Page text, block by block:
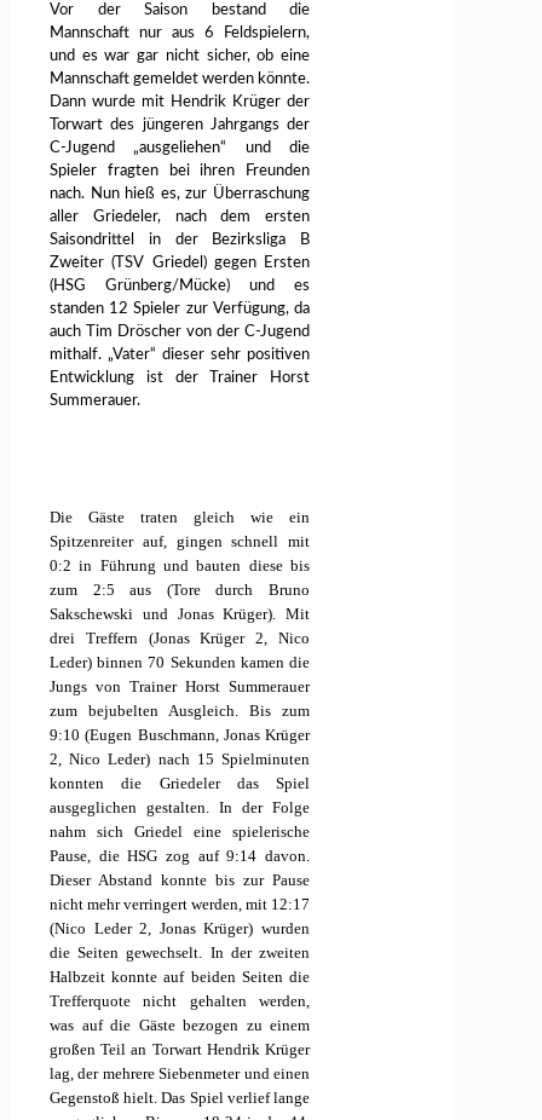
Vor der Saison bestand die
Mannschaft nur aus 6 Feldspielern,
und es war gar nicht sicher, ob eine
Mannschaft gemeldet werden könnte.
Dann wurde mit Hendrik Krüger der
Torwart des jüngeren Jahrgangs der
C-Jugend „ausgeliehen“ und die
Spieler fragten bei ihren Freunden
nach. Nun hieß es, zur Überraschung
aller Griedeler, nach dem ersten
Saisondrittel in der Bezirksliga B
Zweiter (TSV Griedel) gegen Ersten
(HSG Grünberg/Mücke) und es
standen 12 Spieler zur Verfügung, da
auch Tim Dröscher von der C-Jugend
mithalf. „Vater“ dieser sehr positiven
Entwicklung ist der Trainer Horst
Summerauer.
Die Gäste traten gleich wie ein
Spitzenreiter auf, gingen schnell mit
0:2 in Führung und bauten diese bis
zum 2:5 aus (Tore durch Bruno
Sakschewski und Jonas Krüger). Mit
drei Treffern (Jonas Krüger 2, Nico
Leder) binnen 70 Sekunden kamen die
Jungs von Trainer Horst Summerauer
zum bejubelten Ausgleich. Bis zum
9:10 (Eugen Buschmann, Jonas Krüger
2, Nico Leder) nach 15 Spielminuten
konnten die Griedeler das Spiel
ausgeglichen gestalten. In der Folge
nahm sich Griedel eine spielerische
Pause, die HSG zog auf 9:14 davon.
Dieser Abstand konnte bis zur Pause
nicht mehr verringert werden, mit 12:17
(Nico Leder 2, Jonas Krüger) wurden
die Seiten gewechselt. In der zweiten
Halbzeit konnte auf beiden Seiten die
Trefferquote nicht gehalten werden,
was auf die Gäste bezogen zu einem
großen Teil an Torwart Hendrik Krüger
lag, der mehrere Siebenmeter und einen
Gegenstoß hielt. Das Spiel verlief lange